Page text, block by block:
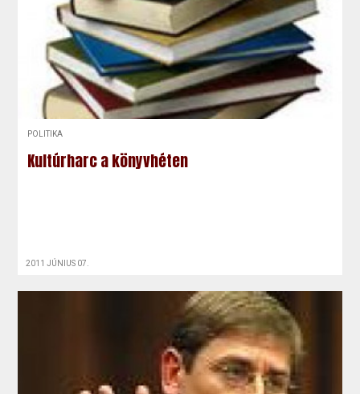
POLITIKA
Kultúrharc a könyvhéten
2011 JÚNIUS 07.